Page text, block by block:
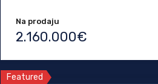
Na prodaju
2.160.000€
Featured